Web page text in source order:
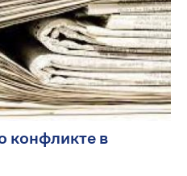
конфликте в